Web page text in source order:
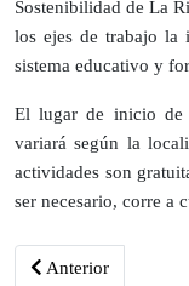
Sostenibilidad de La
los ejes de trabajo la
sistema educativo y
El lugar de inicio de
variará según la
actividades son
ser necesario, corre a
Artículo anterior:
Anterior